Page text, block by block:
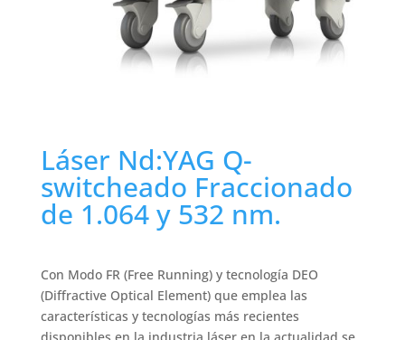
Láser Nd:YAG Q-
switcheado Fraccionado
de 1.064 y 532 nm.
Con Modo FR (Free Running) y tecnología DEO
(Diffractive Optical Element) que emplea las
características y tecnologías más recientes